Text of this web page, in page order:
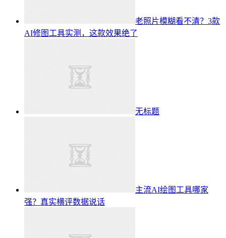
老照片模糊看不清？3款
AI修图工具实测，这款效果绝了
无标题
主流AI绘图工具哪家
强？真实横评数据说话